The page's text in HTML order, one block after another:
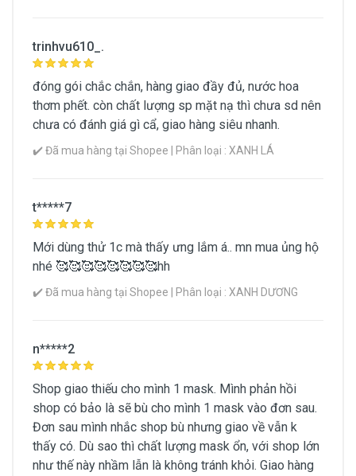
trinhvu610_.
đóng gói chắc chắn, hàng giao đầy đủ, nước hoa
thơm phết. còn chất lượng sp mặt nạ thì chưa sd nên
chưa có đánh giá gì cẩ, giao hàng siêu nhanh.
✔️ Đã mua hàng tại Shopee | Phân loại : XANH LÁ
t*****7
Mới dùng thử 1c mà thấy ưng lắm á.. mn mua ủng hộ
nhé 🥰🥰🥰🥰🥰🥰🥰🥰hh
✔️ Đã mua hàng tại Shopee | Phân loại : XANH DƯƠNG
n*****2
Shop giao thiếu cho mình 1 mask. Mình phản hồi
shop có bảo là sẽ bù cho mình 1 mask vào đơn sau.
Đơn sau mình nhắc shop bù nhưng giao về vẫn k
thấy có. Dù sao thì chất lượng mask ổn, với shop lớn
như thế này nhầm lẫn là không tránh khỏi. Giao hàng